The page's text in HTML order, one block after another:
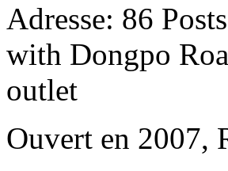
Adresse: 86
with Dongpo
outlet
Ouvert en 2007,